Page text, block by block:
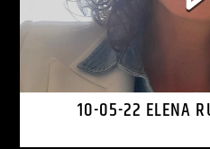
10-05-22 ELENA